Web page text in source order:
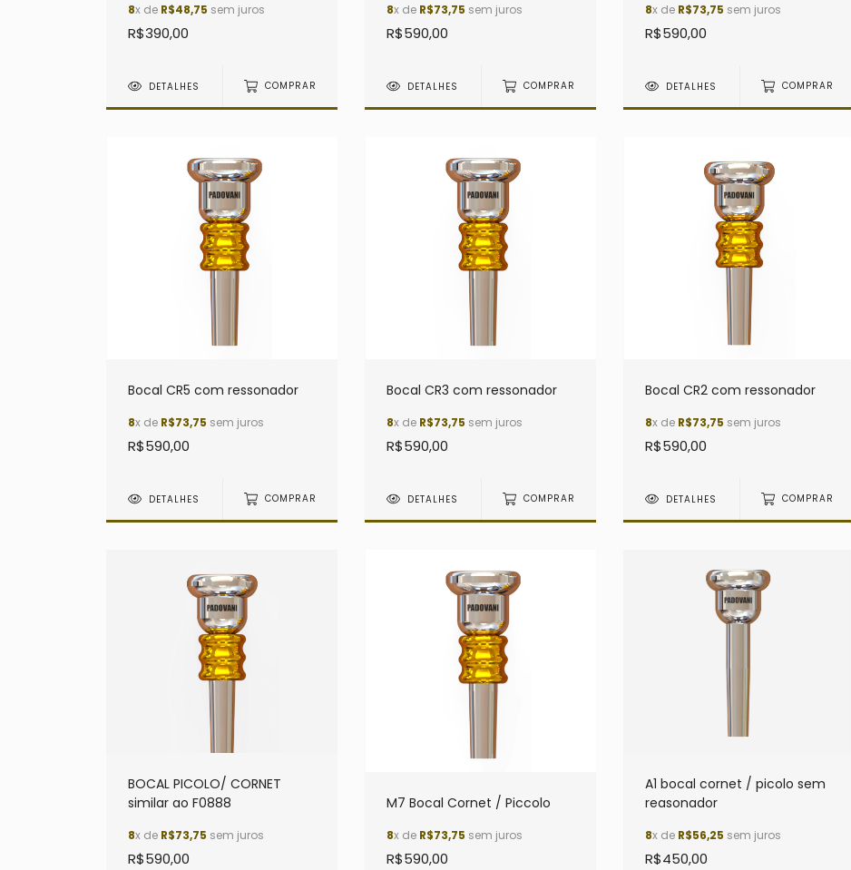
8x de R$48,75 sem juros
R$390,00
DETALHES COMPRAR
8x de R$73,75 sem juros
R$590,00
DETALHES COMPRAR
8x de R$73,75 sem juros
R$590,00
DETALHES COMPRAR
Bocal CR5 com ressonador
8x de R$73,75 sem juros
R$590,00
DETALHES COMPRAR
Bocal CR3 com ressonador
8x de R$73,75 sem juros
R$590,00
DETALHES COMPRAR
Bocal CR2 com ressonador
8x de R$73,75 sem juros
R$590,00
DETALHES COMPRAR
BOCAL PICOLO/ CORNET
similar ao F0888
8x de R$73,75 sem juros
R$590,00
M7 Bocal Cornet / Piccolo
8x de R$73,75 sem juros
R$590,00
A1 bocal cornet / picolo sem
reasonador
8x de R$56,25 sem juros
R$450,00